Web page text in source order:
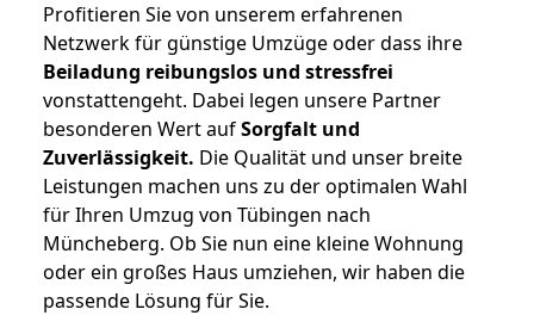
Profitieren Sie von unserem erfahrenen
Netzwerk für günstige Umzüge oder dass ihre
Beiladung reibungslos und stressfrei
vonstattengeht. Dabei legen unsere Partner
besonderen Wert aufSorgfalt und
Zuverlässigkeit. Die Qualität und unser breite
Leistungen machen uns zu der optimalen Wahl
für Ihren Umzug von Tübingen nach
Müncheberg. Ob Sie nun eine kleine Wohnung
oder ein großes Haus umziehen, wir haben die
passende Lösung für Sie.